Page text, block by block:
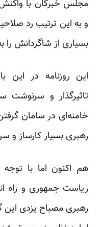
مجلس خبرگان با
و به این ترتیب رد
بسیاری از شاگردانش
این روزنامه در این
تاثیرگذار و سرنوشت
خامنه‌ای در سامان
رهبری بسیار کارساز و
هم اکنون اما با
ریاست جمهوری و راه
رهبری مصباح یزدی این